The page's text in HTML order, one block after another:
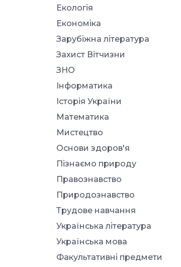
Екологія
Економіка
Зарубіжна література
Захист Вітчизни
ЗНО
Інформатика
Історія України
Математика
Мистецтво
Основи здоров'я
Пізнаємо природу
Правознавство
Природознавство
Трудове навчання
Українська література
Українська мова
Факультативні предмети